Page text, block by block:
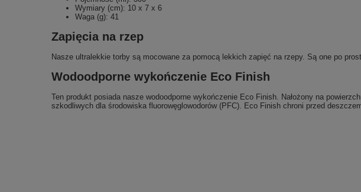
Wymiary (cm): 10 x 7 x 6
Waga (g): 41
Zapięcia na rzep
Nasze ultralekkie torby są mocowane za pomocą lekkich zapięć na rzepy. Są one po
Wodoodporne wykończenie Eco Finish
Ten produkt posiada nasze wodoodporne wykończenie Eco Finish. Nałożony na
szkodliwych dla środowiska fluorowęglowodorów (PFC). Eco Finish chroni przed